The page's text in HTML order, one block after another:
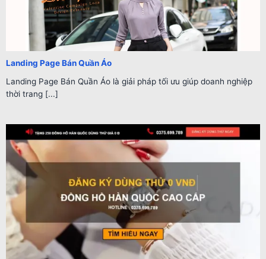
Landing Page Bán Quần Áo
Landing Page Bán Quần Áo là giải pháp tối ưu giúp doanh nghiệp
thời trang [...]